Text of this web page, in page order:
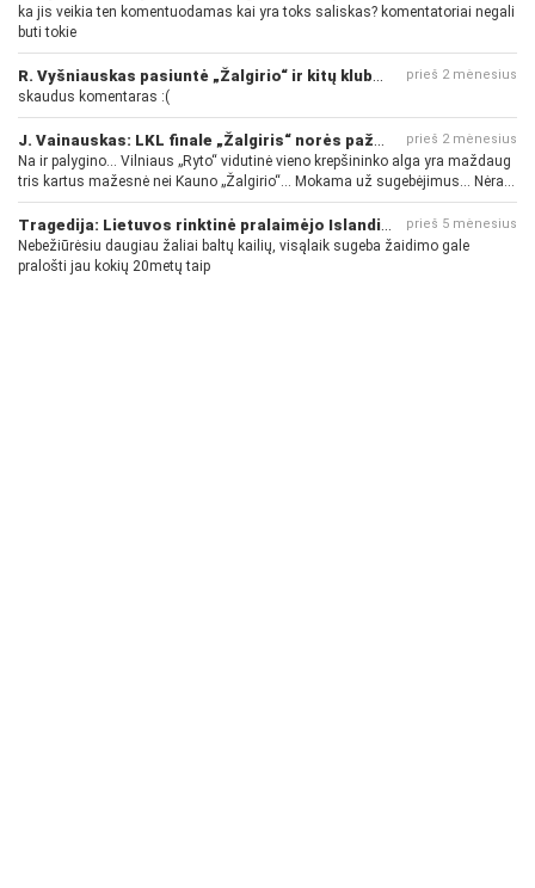
ka jis veikia ten komentuodamas kai yra toks saliskas? komentatoriai negali
buti tokie
prieš 2 mėnesius
skaudus komentaras :(
prieš 2 mėnesius
Na ir palygino... Vilniaus „Ryto“ vidutinė vieno krepšininko alga yra maždaug
tris kartus mažesnė nei Kauno „Žalgirio“... Mokama už sugebėjimus... Nėra
pinigų - nėra gerų žaidėjų...
prieš 5 mėnesius
Nebežiūrėsiu daugiau žaliai baltų kailių, visąlaik sugeba žaidimo gale
pralošti jau kokių 20metų taip